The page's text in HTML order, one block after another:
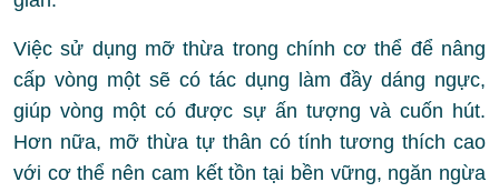
Việc sử dụng mỡ thừa trong chính cơ thể để nâng
cấp vòng một sẽ có tác dụng làm đầy dáng ngực,
giúp vòng một có được sự ấn tượng và cuốn hút.
Hơn nữa, mỡ thừa tự thân có tính tương thích cao
với cơ thể nên cam kết tồn tại bền vững, ngăn ngừa